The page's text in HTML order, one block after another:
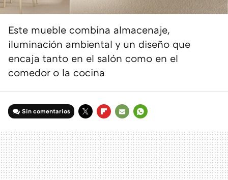
Este mueble combina almacenaje,
iluminación ambiental y un diseño que
encaja tanto en el salón como en el
comedor o la cocina
Sin comentarios
MAIL